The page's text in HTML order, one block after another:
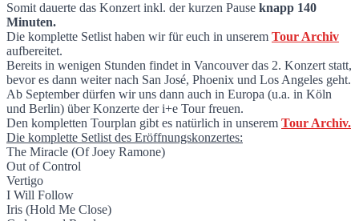
Somit dauerte das Konzert inkl. der kurzen Pause knapp 140
Minuten.
Die komplette Setlist haben wir für euch in unserem Tour Archiv
aufbereitet.
Bereits in wenigen Stunden findet in Vancouver das 2. Konzert statt,
bevor es dann weiter nach San José, Phoenix und Los Angeles geht.
Ab September dürfen wir uns dann auch in Europa (u.a. in Köln
und Berlin) über Konzerte der i+e Tour freuen.
Den kompletten Tourplan gibt es natürlich in unserem Tour Archiv.
Die komplette Setlist des Eröffnungskonzertes:
The Miracle (Of Joey Ramone)
Out of Control
Vertigo
I Will Follow
Iris (Hold Me Close)